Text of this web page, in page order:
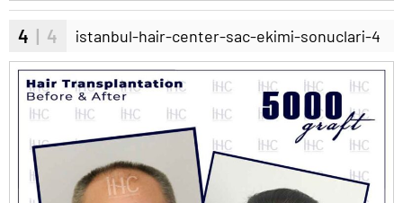
4 | 4 istanbul-hair-center-sac-ekimi-sonuclari-4